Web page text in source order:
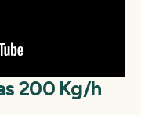
200 Kg/h